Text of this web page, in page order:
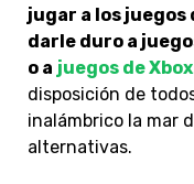
jugar a los
darle duro a
o a juegos de Xbox
disposición de
inalámbrico la mar
alternativas.